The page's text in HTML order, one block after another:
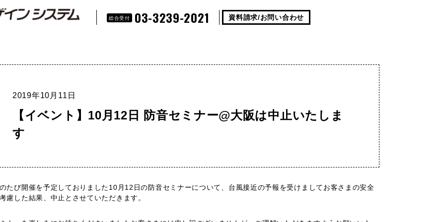
総合受付 03-3239-2021 資料請求/お問い合わせ
2019年10月11日
【イベント】10月12日 防音セミナー@大阪は中止いたしま
す
たび開催を予定しておりました10月12日の防音セミナーについて、台風接近の予報を受けましてお客さまの安全
慮した結果、中止とさせていただきます。